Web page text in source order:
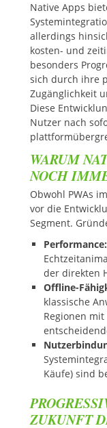
Native Apps
allerdings
kosten- und
besonders
sich durch ihre
Zugänglichkeit
Diese
Nutzer nach
WARUM
NOCH
Obwohl PWAs
vor die
Segment.
Performance:
der direkten
Offline-
klassische
Regionen
Käufe) sind
ZUKUNFT